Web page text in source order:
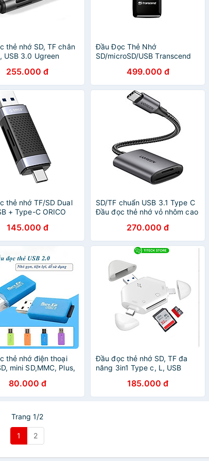
thẻ nhớ SD, TF chân
USB 3.0 Ugreen
255.000 đ
Đầu Đọc Thẻ Nhớ
SD/microSD/USB Transcend
Version - Hàng Chính Hãng
499.000 đ
thẻ nhớ TF/SD Dual
+ Type-C ORICO
145.000 đ
SD/TF chuẩn USB 3.1 Type C
Đầu đọc thẻ nhớ vỏ nhôm cao
- Hàng chính hãng
270.000 đ
thẻ nhớ điện thoại
mini SD,MMC, Plus,
Giao Màu Ngẫu Nhiên
80.000 đ
Đầu đọc thẻ nhớ SD, TF đa
năng 3in1 Type c, L, USB
máy ảnh - Hàng nhập khẩu
185.000 đ
Trang 1/2
1 2